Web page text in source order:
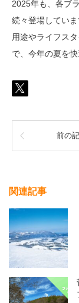
2025年も、各ブ
続々登場していま
用途やライフス
で、今年の夏を
前の
関連記事